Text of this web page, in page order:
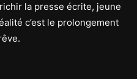
la presse écrite, jeune
c’est le prolongement